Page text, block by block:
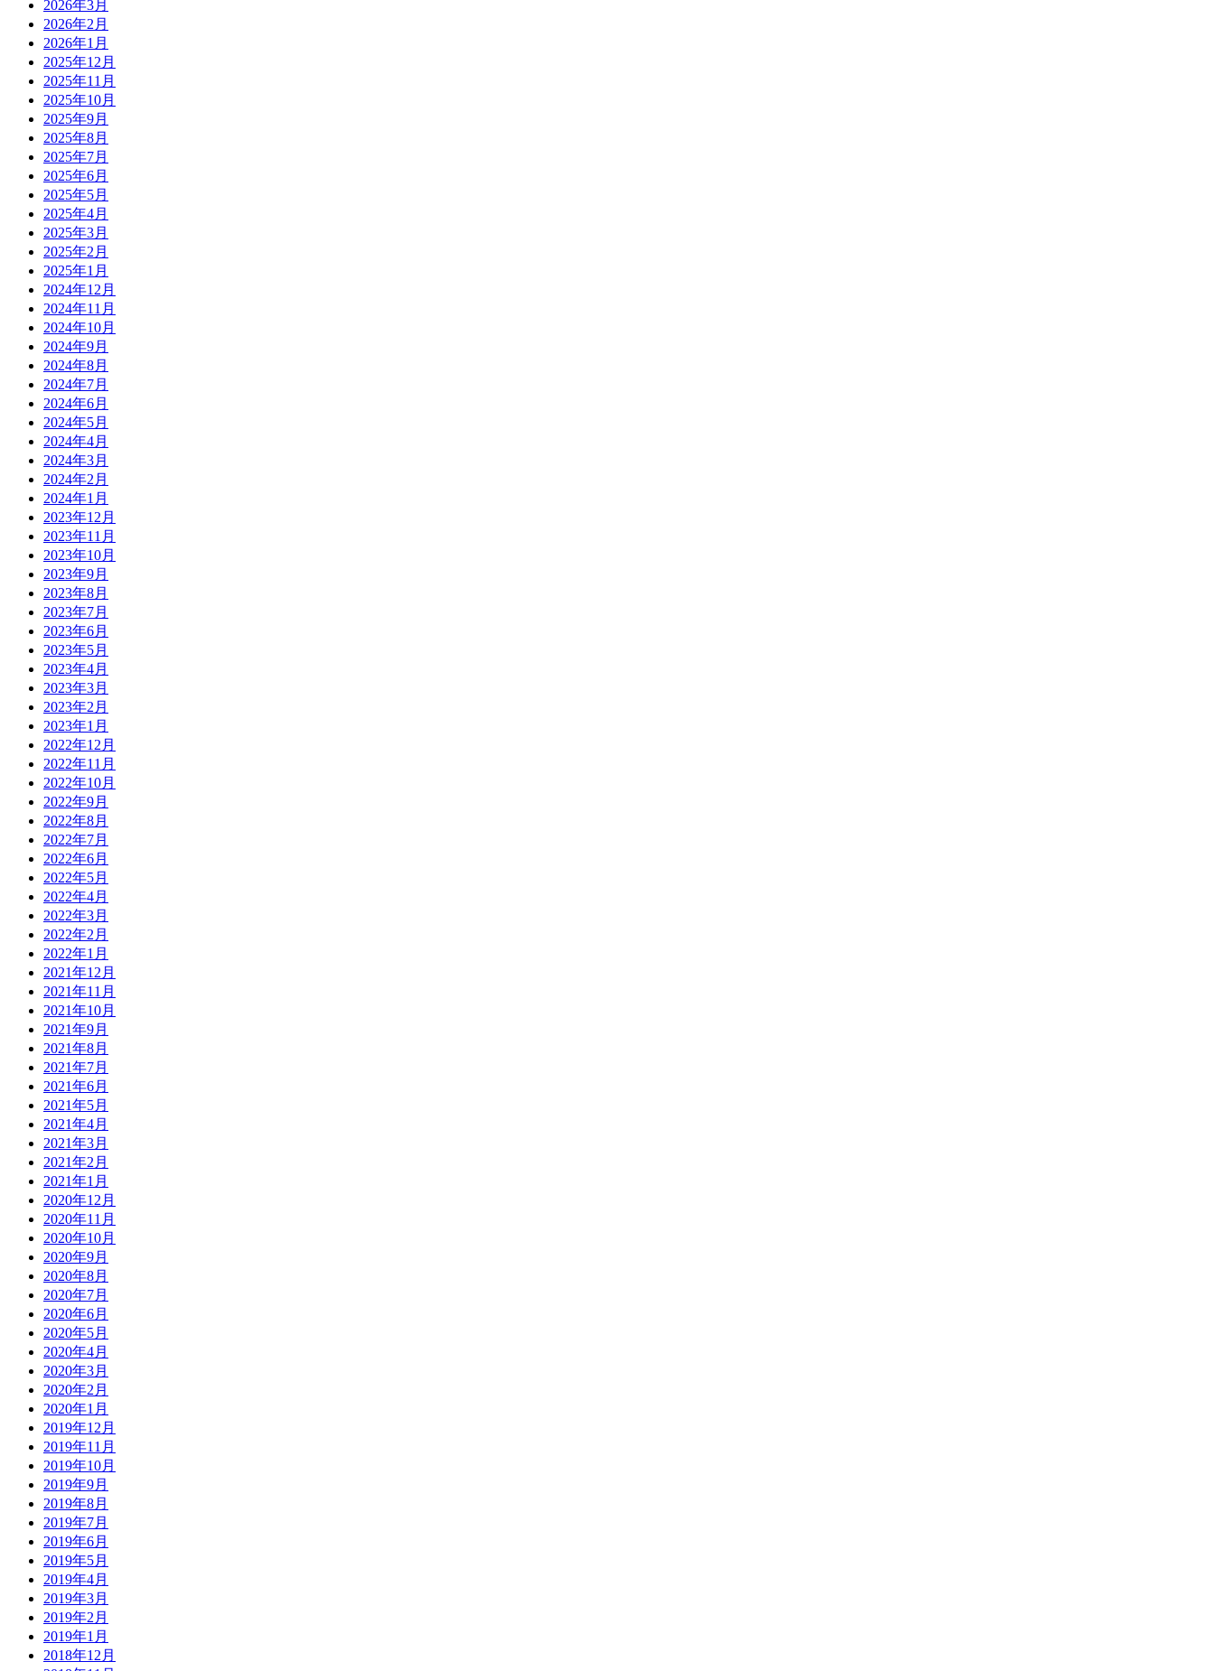
2026年3月
2026年2月
2026年1月
2025年12月
2025年11月
2025年10月
2025年9月
2025年8月
2025年7月
2025年6月
2025年5月
2025年4月
2025年3月
2025年2月
2025年1月
2024年12月
2024年11月
2024年10月
2024年9月
2024年8月
2024年7月
2024年6月
2024年5月
2024年4月
2024年3月
2024年2月
2024年1月
2023年12月
2023年11月
2023年10月
2023年9月
2023年8月
2023年7月
2023年6月
2023年5月
2023年4月
2023年3月
2023年2月
2023年1月
2022年12月
2022年11月
2022年10月
2022年9月
2022年8月
2022年7月
2022年6月
2022年5月
2022年4月
2022年3月
2022年2月
2022年1月
2021年12月
2021年11月
2021年10月
2021年9月
2021年8月
2021年7月
2021年6月
2021年5月
2021年4月
2021年3月
2021年2月
2021年1月
2020年12月
2020年11月
2020年10月
2020年9月
2020年8月
2020年7月
2020年6月
2020年5月
2020年4月
2020年3月
2020年2月
2020年1月
2019年12月
2019年11月
2019年10月
2019年9月
2019年8月
2019年7月
2019年6月
2019年5月
2019年4月
2019年3月
2019年2月
2019年1月
2018年12月